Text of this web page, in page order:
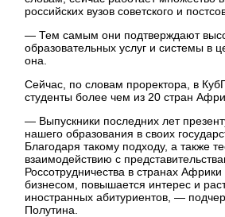
российских вузов советского и
— Тем самым они подтверждают
образовательных услуг и системы в
она.
Сейчас, по словам проректора, в
студенты более чем из 20 стран
— Выпускники последних лет
нашего образования в своих
Благодаря такому подходу, а также
взаимодействию с
Россотрудничества в странах
бизнесом, повышается интерес и
иностранных абитуриентов, —
Полутина.